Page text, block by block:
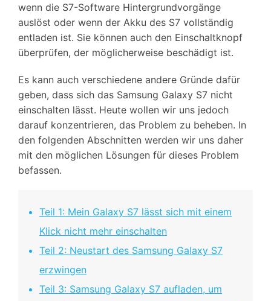
wenn die S7-Software Hintergrundvorgänge
auslöst oder wenn der Akku des S7 vollständig
entladen ist. Sie können auch den Einschaltknopf
überprüfen, der möglicherweise beschädigt ist.
Es kann auch verschiedene andere Gründe dafür
geben, dass sich das Samsung Galaxy S7 nicht
einschalten lässt. Heute wollen wir uns jedoch
darauf konzentrieren, das Problem zu beheben. In
den folgenden Abschnitten werden wir uns daher
mit den möglichen Lösungen für dieses Problem
befassen.
Teil 1: Mein Galaxy S7 lässt sich mit einem
Klick nicht mehr einschalten
Teil 2: Neustart des Samsung Galaxy S7
erzwingen
Teil 3: Samsung Galaxy S7 aufladen, um